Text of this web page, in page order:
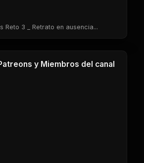
Reto 3 _ Retrato en ausencia...
1 Clases
y Miembros del canal